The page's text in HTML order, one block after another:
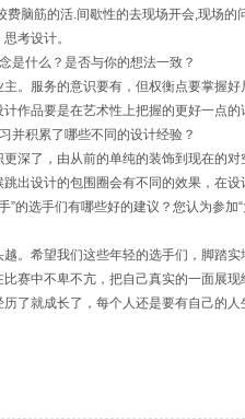
费脑筋的活.间歇性的去现场开会,现场
考设计。
是什么？是否与你的想法一致？
。服务的意识要有，但权衡点要掌握
作品要是在艺术性上把握的更好一点
并积累了哪些不同的设计经验？
深了，由从前的单纯的装饰到现在的
出设计的包围圈会有不同的效果，在
”的选手们有哪些好的建议？您认为参加
。希望我们这些年轻的选手们，脚踏
赛中不卑不亢，把自己真实的一面展
了就成长了，每个人还是要有自己的